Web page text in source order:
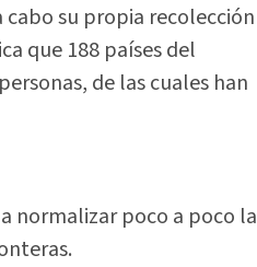
su propia recolección
que 188 países del
de las cuales han
normalizar poco a poco la